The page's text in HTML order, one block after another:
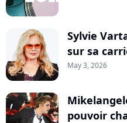
Sylvie
sur sa
May 3, 2026
pouvoir